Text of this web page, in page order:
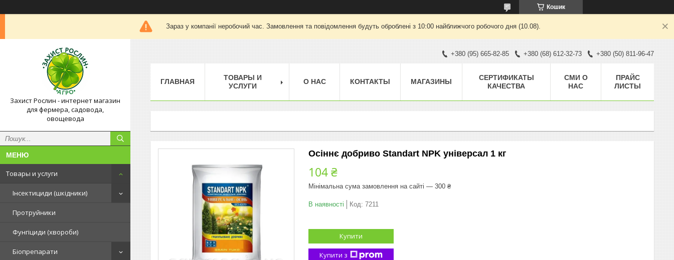
Кошик
Зараз у компанії неробочий час. Замовлення та повідомлення будуть оброблені з 10:00 найближчого робочого дня (10.08).
Захист Рослин - интернет магазин
для фермера, садовода,
овощевода
Товары и услуги
Інсектициди (шкідники)
Протруйники
Фунгіциди (хвороби)
Біопрепарати
+380 (95) 665-82-85 +380 (68) 612-32-73 +380 (50) 811-96-47
ГЛАВНАЯ
ТОВАРЫ И
УСЛУГИ
О НАС КОНТАКТЫ МАГАЗИНЫ
CЕРТИФИКАТЫ
КАЧЕСТВА
СМИ О
НАС
ПРАЙС
ЛИСТЫ
Осіннє добриво Standart NPK універсал 1 кг
104 ₴
Мінімальна сума замовлення на сайті — 300 ₴
В наявності Код: 7211
Купити
Купити з